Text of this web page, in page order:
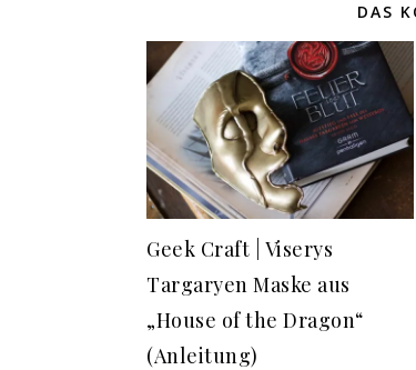
DAS
Geek Craft | Viserys
Targaryen Maske aus
„House of the Dragon“
(Anleitung)